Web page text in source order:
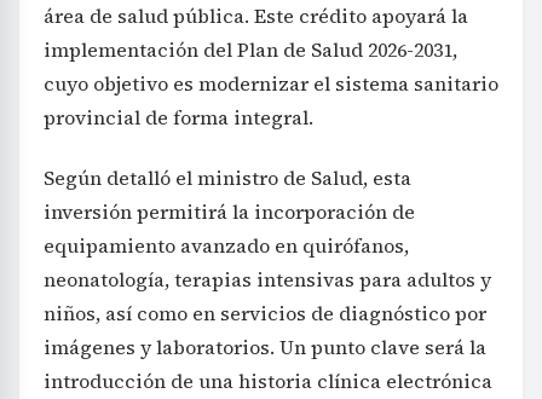
área de salud pública. Este crédito apoyará la
implementación del Plan de Salud 2026-2031,
cuyo objetivo es modernizar el sistema sanitario
provincial de forma integral.
Según detalló el ministro de Salud, esta
inversión permitirá la incorporación de
equipamiento avanzado en quirófanos,
neonatología, terapias intensivas para adultos y
niños, así como en servicios de diagnóstico por
imágenes y laboratorios. Un punto clave será la
introducción de una historia clínica electrónica